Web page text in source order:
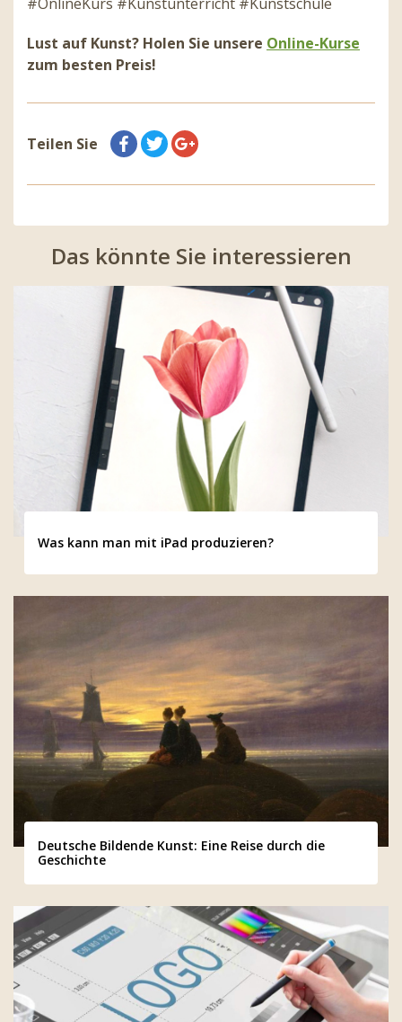
#OnlineKurs #Kunstunterricht #Kunstschule
Lust auf Kunst? Holen Sie unsere Online-Kurse
zum besten Preis!
Teilen Sie
Das könnte Sie interessieren
Was kann man mit iPad produzieren?
Deutsche Bildende Kunst: Eine Reise durch die
Geschichte